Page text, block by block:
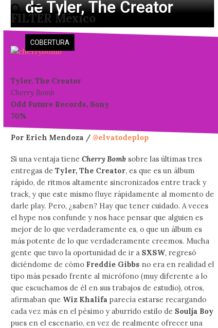
Skip
content
FILTER México
Open
mobile
menu
Close
mobile
menu
COBERTURA
de Tyler, The Creator
Tyler, The Creator
Cherry Bomb
Odd Future Records, Sony
70%
Por Erich Mendoza / @elvatodeplop
Si una ventaja tieneCherry Bomb sobre las últimas tres
entregas deTyler, The Creator, es que es un álbum
rápido, de ritmos altamente sincronizados entre track y
track, y que este mismo fluye rápidamente al momento de
darle play. Pero, ¿saben? Hay que tener cuidado. A veces
el hype nos confunde y nos hace pensar que alguien es
mejor de lo que verdaderamente es, o que un álbum es
más potente de lo que verdaderamente creemos. Mucha
gente que tuvo la oportunidad de ir a SXSW, regresó
diciéndome de cómo Freddie Gibbs no era en realidad el
tipo más pesado frente al micrófono (muy diferente a lo
que escuchamos de él en sus trabajos de estudio), otros,
afirmaban que Wiz Khalifa parecía estarse recargando
cada vez más en el pésimo y aburrido estilo de Soulja Boy
pues en el escenario, en vez de realmente ofrecer una